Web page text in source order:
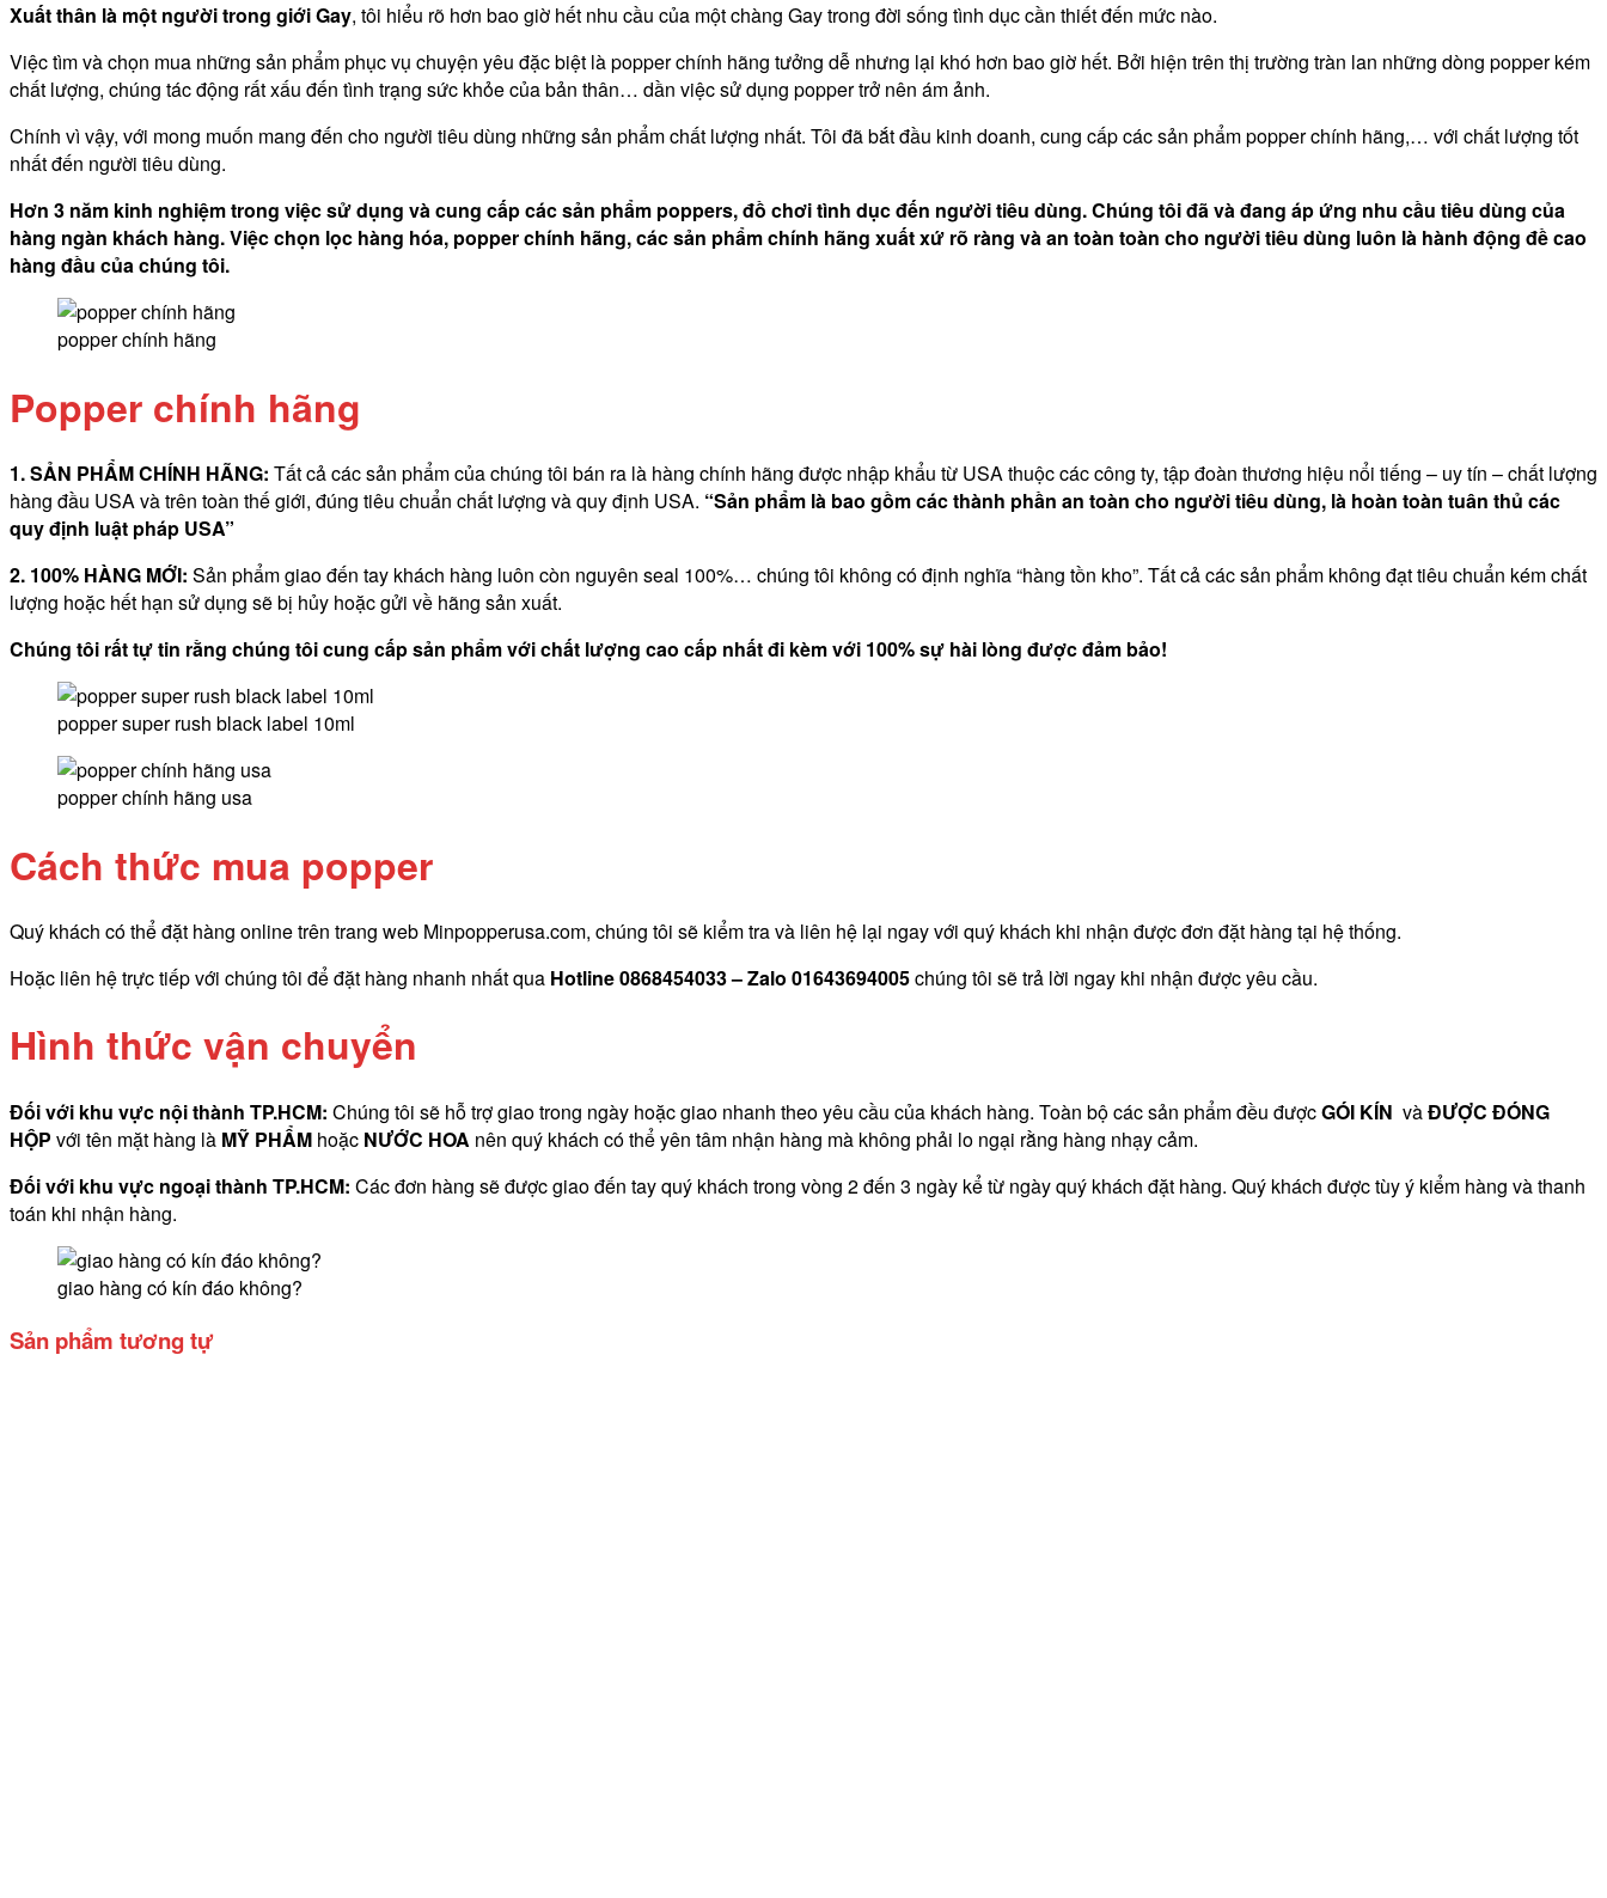
Xuất thân là một người trong giới Gay, tôi hiểu rõ hơn bao giờ hết nhu cầu của một chàng Gay trong đời sống tình dục cần thiết đến mức nào.
Việc tìm và chọn mua những sản phẩm phục vụ chuyện yêu đặc biệt là popper chính hãng tưởng dễ nhưng lại khó hơn bao giờ hết. Bởi hiện trên thị trường tràn lan những dòng popper kém
chất lượng, chúng tác động rất xấu đến tình trạng sức khỏe của bản thân… dần việc sử dụng popper trở nên ám ảnh.
Chính vì vậy, với mong muốn mang đến cho người tiêu dùng những sản phẩm chất lượng nhất. Tôi đã bắt đầu kinh doanh, cung cấp các sản phẩm popper chính hãng,… với chất lượng tốt
nhất đến người tiêu dùng.
Hơn 3 năm kinh nghiệm trong việc sử dụng và cung cấp các sản phẩm poppers, đồ chơi tình dục đến người tiêu dùng. Chúng tôi đã và đang áp ứng nhu cầu tiêu dùng của
hàng ngàn khách hàng. Việc chọn lọc hàng hóa, popper chính hãng, các sản phẩm chính hãng xuất xứ rõ ràng và an toàn toàn cho người tiêu dùng luôn là hành động đề cao
hàng đầu của chúng tôi.
popper chính hãng
Popper chính hãng
1. SẢN PHẨM CHÍNH HÃNG: Tất cả các sản phẩm của chúng tôi bán ra là hàng chính hãng được nhập khẩu từ USA thuộc các công ty, tập đoàn thương hiệu nổi tiếng – uy tín – chất lượng
hàng đầu USA và trên toàn thế giới, đúng tiêu chuẩn chất lượng và quy định USA. “Sản phẩm là bao gồm các thành phần an toàn cho người tiêu dùng, là hoàn toàn tuân thủ các
quy định luật pháp USA”
2. 100% HÀNG MỚI: Sản phẩm giao đến tay khách hàng luôn còn nguyên seal 100%… chúng tôi không có định nghĩa “hàng tồn kho”. Tất cả các sản phẩm không đạt tiêu chuẩn kém chất
lượng hoặc hết hạn sử dụng sẽ bị hủy hoặc gửi về hãng sản xuất.
Chúng tôi rất tự tin rằng chúng tôi cung cấp sản phẩm với chất lượng cao cấp nhất đi kèm với 100% sự hài lòng được đảm bảo!
popper super rush black label 10ml
popper chính hãng usa
Cách thức mua popper
Quý khách có thể đặt hàng online trên trang web Minpopperusa.com, chúng tôi sẽ kiểm tra và liên hệ lại ngay với quý khách khi nhận được đơn đặt hàng tại hệ thống.
Hoặc liên hệ trực tiếp với chúng tôi để đặt hàng nhanh nhất qua Hotline 0868454033 – Zalo 01643694005chúng tôi sẽ trả lời ngay khi nhận được yêu cầu.
Hình thức vận chuyển
Đối với khu vực nội thành TP.HCM: Chúng tôi sẽ hỗ trợ giao trong ngày hoặc giao nhanh theo yêu cầu của khách hàng. Toàn bộ các sản phẩm đều đượcGÓI KÍN vàĐƯỢC ĐÓNG
HỘP với tên mặt hàng là MỸ PHẨM hoặc NƯỚC HOA nên quý khách có thể yên tâm nhận hàng mà không phải lo ngại rằng hàng nhạy cảm.
Đối với khu vực ngoại thành TP.HCM: Các đơn hàng sẽ được giao đến tay quý khách trong vòng 2 đến 3 ngày kể từ ngày quý khách đặt hàng. Quý khách được tùy ý kiểm hàng và thanh
toán khi nhận hàng.
giao hàng có kín đáo không?
Sản phẩm tương tự